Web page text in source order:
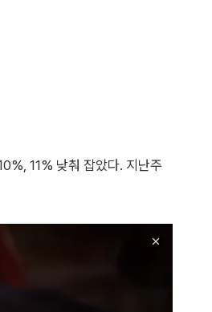
11% 낮춰 잡았다. 지난주